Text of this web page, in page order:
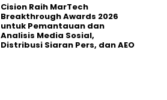
Cision Raih MarTech
Breakthrough Awards 2026
untuk Pemantauan dan
Analisis Media Sosial,
Distribusi Siaran Pers, dan AEO